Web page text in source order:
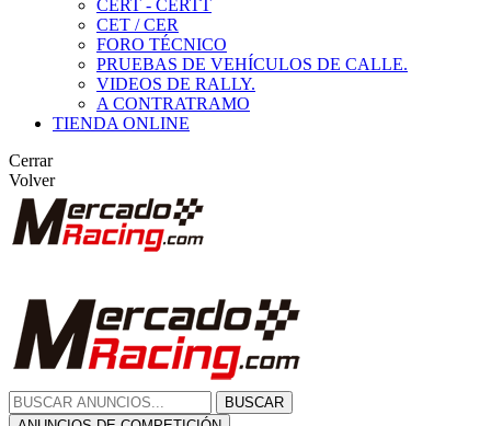
CERT - CERTT
CET / CER
FORO TÉCNICO
PRUEBAS DE VEHÍCULOS DE CALLE.
VIDEOS DE RALLY.
A CONTRATRAMO
TIENDA ONLINE
Cerrar
Volver
BUSCAR
ANUNCIOS DE COMPETICIÓN